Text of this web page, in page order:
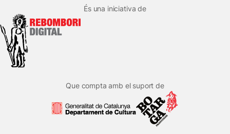
És una iniciativa de
Que compta amb el suport de